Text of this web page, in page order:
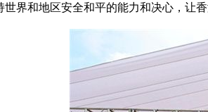
界和地区安全和平的能力和决心，让